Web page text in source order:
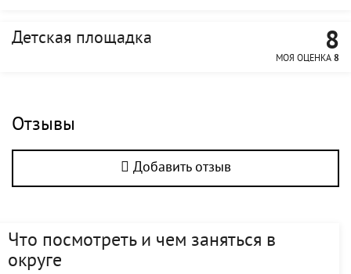
Детская площадка 8
МОЯ ОЦЕНКА 8
Отзывы
Добавить отзыв
Что посмотреть и чем заняться в
округе